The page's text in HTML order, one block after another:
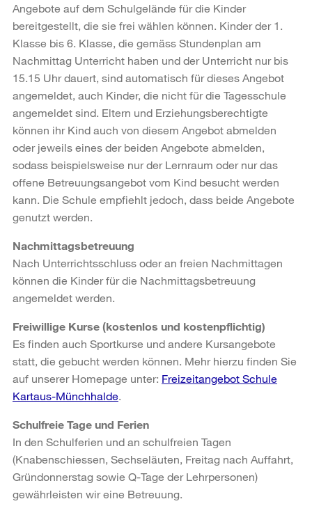
Angebote auf dem Schulgelände für die Kinder
bereitgestellt, die sie frei wählen können. Kinder der 1.
Klasse bis 6. Klasse, die gemäss Stundenplan am
Nachmittag Unterricht haben und der Unterricht nur bis
15.15 Uhr dauert, sind automatisch für dieses Angebot
angemeldet, auch Kinder, die nicht für die Tagesschule
angemeldet sind. Eltern und Erziehungsberechtigte
können ihr Kind auch von diesem Angebot abmelden
oder jeweils eines der beiden Angebote abmelden,
sodass beispielsweise nur der Lernraum oder nur das
offene Betreuungsangebot vom Kind besucht werden
kann. Die Schule empfiehlt jedoch, dass beide Angebote
genutzt werden.
Nachmittagsbetreuung
Nach Unterrichtsschluss oder an freien Nachmittagen
können die Kinder für die Nachmittagsbetreuung
angemeldet werden.
Freiwillige Kurse (kostenlos und kostenpflichtig)
Es finden auch Sportkurse und andere Kursangebote
statt, die gebucht werden können. Mehr hierzu finden Sie
auf unserer Homepage unter: Freizeitangebot Schule
Kartaus-Münchhalde
Schulfreie Tage und Ferien
In den Schulferien und an schulfreien Tagen
(Knabenschiessen, Sechseläuten, Freitag nach Auffahrt,
Gründonnerstag sowie Q-Tage der Lehrpersonen)
gewährleisten wir eine Betreuung.